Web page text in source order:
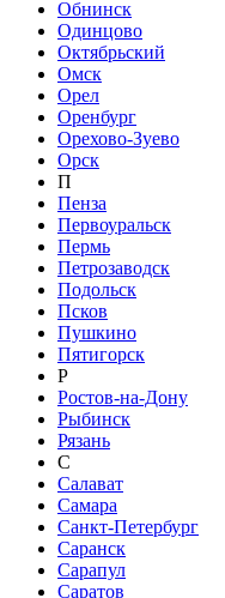
Обнинск
Одинцово
Октябрьский
Омск
Орел
Оренбург
Орехово-Зуево
Орск
П
Пенза
Первоуральск
Пермь
Петрозаводск
Подольск
Псков
Пушкино
Пятигорск
Р
Ростов-на-Дону
Рыбинск
Рязань
С
Салават
Самара
Санкт-Петербург
Саранск
Сарапул
Саратов